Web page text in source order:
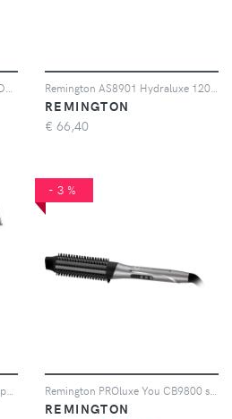
REMINGTON
€ 66,40
-3%
REMINGTON